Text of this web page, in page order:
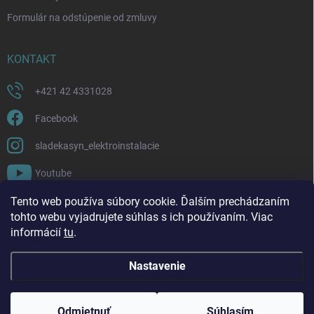
Tento web používa súbory cookie. Ďalším prechádzaním
tohto webu vyjadrujete súhlas s ich používaním. Viac
informácií tu.
Nastavenie
Formulár na odstúpenie od zmluvy
KONTAKT
+421 42 4331028
Facebook
sladekasyn_elektroinstalacie
Youtube
FACEBOOK
Copyright 2026Sládek a syn | Elektroinštalácie a materiál. Všetky práva
vyhradené.
Upraviť nastavenie cookies